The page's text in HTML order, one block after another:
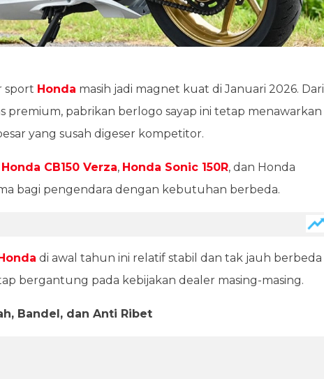
sport Honda masih jadi magnet kuat di Januari 2026. Dari
premium, pabrikan berlogo sayap ini tetap menawarkan
yang susah digeser kompetitor.
Honda CB150 Verza, Honda Sonic 150R, dan Honda
bagi pengendara dengan kebutuhan berbeda.
di awal tahun ini relatif stabil dan tak jauh berbeda
bergantung pada kebijakan dealer masing-masing.
Bandel, dan Anti Ribet